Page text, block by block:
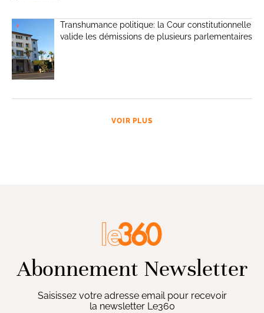
Transhumance politique: la Cour constitutionnelle
valide les démissions de plusieurs parlementaires
VOIR PLUS
Abonnement Newsletter
Saisissez votre adresse email pour recevoir
la newsletter Le360